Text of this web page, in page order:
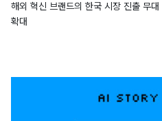
해외 혁신 브랜드의 한국 시장 진출 무
확대